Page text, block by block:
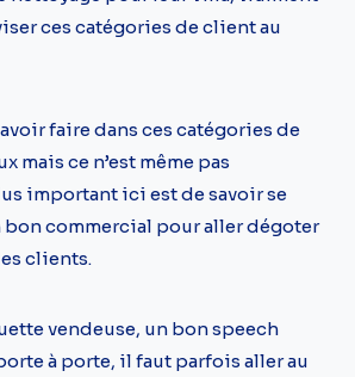
ces catégories de client au
faire dans ces catégories de
mais ce n’est même pas
important ici est de savoir se
bon commercial pour aller dégoter
clients.
vendeuse, un bon speech
à porte, il faut parfois aller au